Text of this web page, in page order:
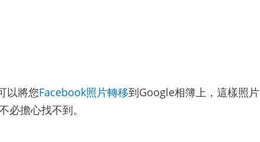
以將您Facebook照片轉移到Google相簿上，這樣照片
必擔心找不到。